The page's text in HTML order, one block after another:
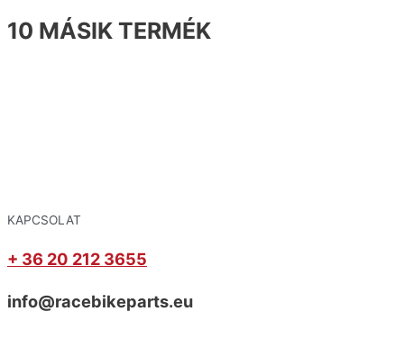
10 MÁSIK TERMÉK
KAPCSOLAT
+ 36 20 212 3655
info@racebikeparts.eu